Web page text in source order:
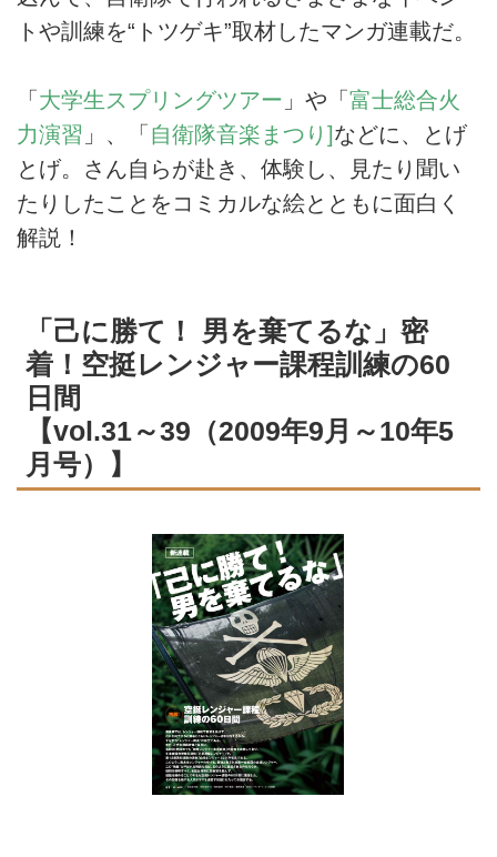
トや訓練を“トツゲキ”取材したマンガ連載だ。
「 大学生スプリングツアー 」や「 富士総合火
力演習 」、「 自衛隊音楽まつり]などに、とげ
とげ。さん自らが赴き、体験し、見たり聞い
たりしたことをコミカルな絵とともに面白く
解説！
「己に勝て！ 男を棄てるな」密
着！空挺レンジャー課程訓練の60
日間
【vol.31～39（2009年9月～10年5
月号）】